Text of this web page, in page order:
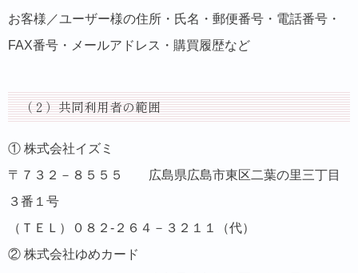
お客様／ユーザー様の住所・氏名・郵便番号・電話番号・
FAX番号・メールアドレス・購買履歴など
（２）共同利用者の範囲
① 株式会社イズミ
〒７３２－８５５５ 広島県広島市東区二葉の里三丁目
３番１号
（ＴＥＬ）０８２-２６４－３２１１（代）
② 株式会社ゆめカード